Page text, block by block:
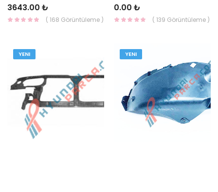
3643.00 ₺
( 168 Görüntüleme )
0.00 ₺
( 139 Görüntüleme )
YENI YENI